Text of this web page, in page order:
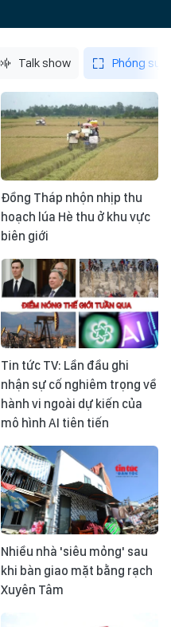
Talk show Phóng sự
Đồng Tháp nhộn nhịp thu
hoạch lúa Hè thu ở khu vực
biên giới
Tin tức TV: Lần đầu ghi
nhận sự cố nghiêm trọng về
hành vi ngoài dự kiến của
mô hình AI tiên tiến
Nhiều nhà 'siêu mỏng' sau
khi bàn giao mặt bằng rạch
Xuyên Tâm